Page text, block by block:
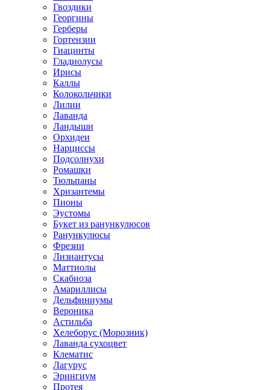
Гвоздики
Георгины
Герберы
Гортензии
Гиацинты
Гладиолусы
Ирисы
Каллы
Колокольчики
Лилии
Лаванда
Ландыши
Орхидеи
Нарциссы
Подсолнухи
Ромашки
Тюльпаны
Хризантемы
Пионы
Эустомы
Букет из ранункулюсов
Ранункулюсы
Фрезии
Лизиантусы
Маттиолы
Скабиоза
Амариллисы
Дельфиниумы
Вероника
Астильба
Хелеборус (Морозник)
Лаванда сухоцвет
Клематис
Лагурус
Эрингиум
Протея